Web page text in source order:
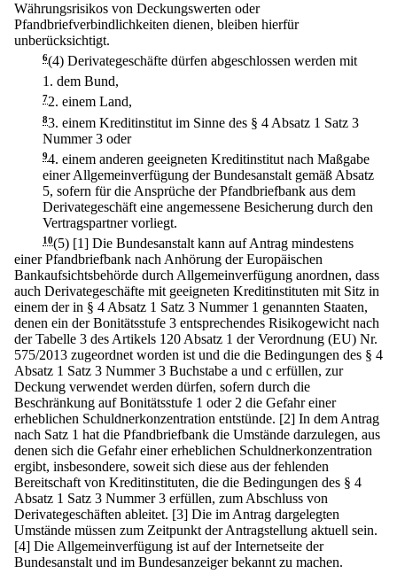
Währungsrisikos von Deckungswerten oder
Pfandbriefverbindlichkeiten dienen, bleiben hierfür
unberücksichtigt.
6(4) Derivategeschäfte dürfen abgeschlossen werden mit
1. dem Bund,
72. einem Land,
83. einem Kreditinstitut im Sinne des § 4 Absatz 1 Satz 3
Nummer 3 oder
94. einem anderen geeigneten Kreditinstitut nach Maßgabe
einer Allgemeinverfügung der Bundesanstalt gemäß Absatz
5, sofern für die Ansprüche der Pfandbriefbank aus dem
Derivategeschäft eine angemessene Besicherung durch den
Vertragspartner vorliegt.
10(5) [1] Die Bundesanstalt kann auf Antrag mindestens
einer Pfandbriefbank nach Anhörung der Europäischen
Bankaufsichtsbehörde durch Allgemeinverfügung anordnen, dass
auch Derivategeschäfte mit geeigneten Kreditinstituten mit Sitz in
einem der in § 4 Absatz 1 Satz 3 Nummer 1 genannten Staaten,
denen ein der Bonitätsstufe 3 entsprechendes Risikogewicht nach
der Tabelle 3 des Artikels 120 Absatz 1 der Verordnung (EU) Nr.
575/2013 zugeordnet worden ist und die die Bedingungen des § 4
Absatz 1 Satz 3 Nummer 3 Buchstabe a und c erfüllen, zur
Deckung verwendet werden dürfen, sofern durch die
Beschränkung auf Bonitätsstufe 1 oder 2 die Gefahr einer
erheblichen Schuldnerkonzentration entstünde. [2] In dem Antrag
nach Satz 1 hat die Pfandbriefbank die Umstände darzulegen, aus
denen sich die Gefahr einer erheblichen Schuldnerkonzentration
ergibt, insbesondere, soweit sich diese aus der fehlenden
Bereitschaft von Kreditinstituten, die die Bedingungen des § 4
Absatz 1 Satz 3 Nummer 3 erfüllen, zum Abschluss von
Derivategeschäften ableitet. [3] Die im Antrag dargelegten
Umstände müssen zum Zeitpunkt der Antragstellung aktuell sein.
[4] Die Allgemeinverfügung ist auf der Internetseite der
Bundesanstalt und im Bundesanzeiger bekannt zu machen.